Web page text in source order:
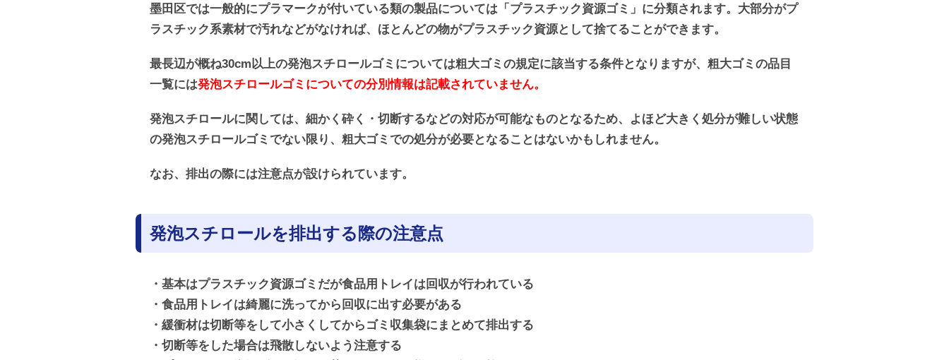
墨田区では一般的にプラマークが付いている類の製品については「プラスチック資源ゴミ」に分類されます。大部分がプ
ラスチック系素材で汚れなどがなければ、ほとんどの物がプラスチック資源として捨てることができます。
最長辺が概ね30cm以上の発泡スチロールゴミについては粗大ゴミの規定に該当する条件となりますが、粗大ゴミの品目
一覧には発泡スチロールゴミについての分別情報は記載されていません。
発泡スチロールに関しては、細かく砕く・切断するなどの対応が可能なものとなるため、よほど大きく処分が難しい状態
の発泡スチロールゴミでない限り、粗大ゴミでの処分が必要となることはないかもしれません。
なお、排出の際には注意点が設けられています。
発泡スチロールを排出する際の注意点
・基本はプラスチック資源ゴミだが食品用トレイは回収が行われている
・食品用トレイは綺麗に洗ってから回収に出す必要がある
・緩衝材は切断等をして小さくしてからゴミ収集袋にまとめて排出する
・切断等をした場合は飛散しないよう注意する